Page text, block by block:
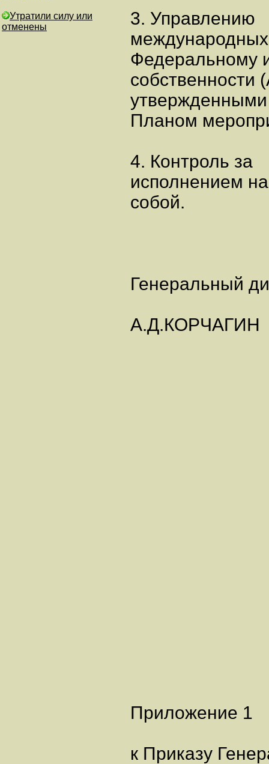
Утратили силу или
отменены
3. Управлению
международных
Федеральному
собственности
Планом
4. Контроль за
исполнением
собой.
Генеральный
А.Д.КОРЧАГИН
Приложение 1
к Приказу